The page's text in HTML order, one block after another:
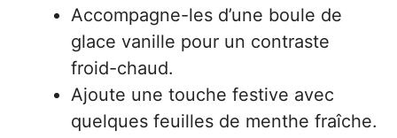
Accompagne-les d’une boule de
glace vanille pour un contraste
froid-chaud.
Ajoute une touche festive avec
quelques feuilles de menthe fraîche.